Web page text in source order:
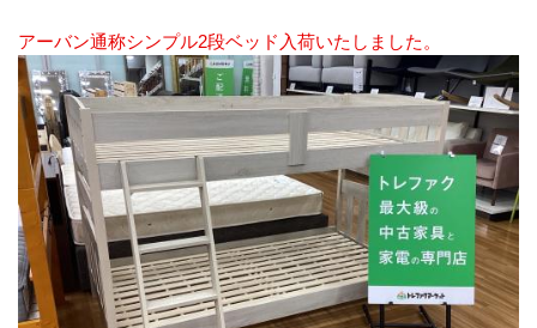
アーバン通称シンプル2段ベッド入荷いたしました。